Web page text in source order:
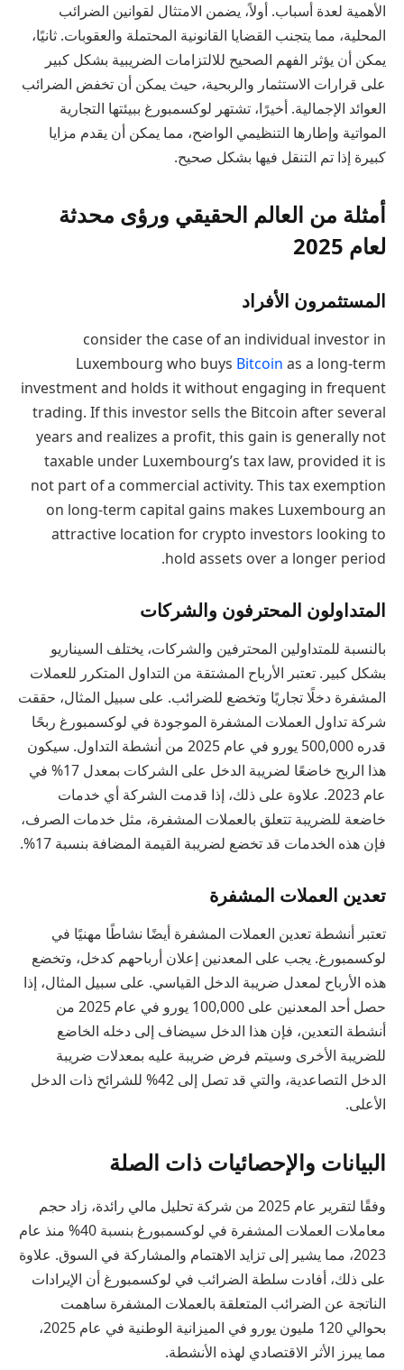
الأهمية لعدة أسباب. أولاً، يضمن الامتثال لقوانين الضرائب
المحلية، مما يتجنب القضايا القانونية المحتملة والعقوبات. ثانيًا،
يمكن أن يؤثر الفهم الصحيح للالتزامات الضريبية بشكل كبير
على قرارات الاستثمار والربحية، حيث يمكن أن تخفض الضرائب
العوائد الإجمالية. أخيرًا، تشتهر لوكسمبورغ ببيئتها التجارية
المواتية وإطارها التنظيمي الواضح، مما يمكن أن يقدم مزايا
كبيرة إذا تم التنقل فيها بشكل صحيح.
أمثلة من العالم الحقيقي ورؤى محدثة
لعام 2025
المستثمرون الأفراد
consider the case of an individual investor in
Luxembourg who buys Bitcoin as a long-term
investment and holds it without engaging in frequent
trading. If this investor sells the Bitcoin after several
years and realizes a profit, this gain is generally not
taxable under Luxembourg’s tax law, provided it is
not part of a commercial activity. This tax exemption
on long-term capital gains makes Luxembourg an
attractive location for crypto investors looking to
hold assets over a longer period.
المتداولون المحترفون والشركات
بالنسبة للمتداولين المحترفين والشركات، يختلف السيناريو
بشكل كبير. تعتبر الأرباح المشتقة من التداول المتكرر للعملات
المشفرة دخلًا تجاريًا وتخضع للضرائب. على سبيل المثال، حققت
شركة تداول العملات المشفرة الموجودة في لوكسمبورغ ربحًا
قدره 500,000 يورو في عام 2025 من أنشطة التداول. سيكون
هذا الربح خاضعًا لضريبة الدخل على الشركات بمعدل 17% في
عام 2023. علاوة على ذلك، إذا قدمت الشركة أي خدمات
خاضعة للضريبة تتعلق بالعملات المشفرة، مثل خدمات الصرف،
فإن هذه الخدمات قد تخضع لضريبة القيمة المضافة بنسبة 17%.
تعدين العملات المشفرة
تعتبر أنشطة تعدين العملات المشفرة أيضًا نشاطًا مهنيًا في
لوكسمبورغ. يجب على المعدنين إعلان أرباحهم كدخل، وتخضع
هذه الأرباح لمعدل ضريبة الدخل القياسي. على سبيل المثال، إذا
حصل أحد المعدنين على 100,000 يورو في عام 2025 من
أنشطة التعدين، فإن هذا الدخل سيضاف إلى دخله الخاضع
للضريبة الأخرى وسيتم فرض ضريبة عليه بمعدلات ضريبة
الدخل التصاعدية، والتي قد تصل إلى 42% للشرائح ذات الدخل
الأعلى.
البيانات والإحصائيات ذات الصلة
وفقًا لتقرير عام 2025 من شركة تحليل مالي رائدة، زاد حجم
معاملات العملات المشفرة في لوكسمبورغ بنسبة 40% منذ عام
2023، مما يشير إلى تزايد الاهتمام والمشاركة في السوق. علاوة
على ذلك، أفادت سلطة الضرائب في لوكسمبورغ أن الإيرادات
الناتجة عن الضرائب المتعلقة بالعملات المشفرة ساهمت
بحوالي 120 مليون يورو في الميزانية الوطنية في عام 2025،
مما يبرز الأثر الاقتصادي لهذه الأنشطة.